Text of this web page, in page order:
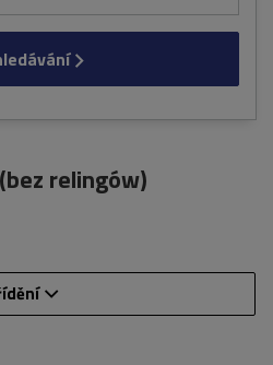
relingów)